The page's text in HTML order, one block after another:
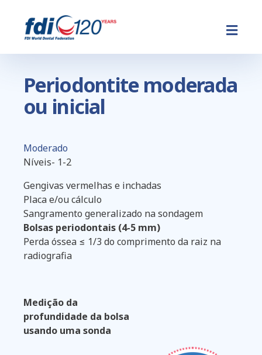
Periodontite moderada
ou inicial
Moderado
Níveis- 1-2
Gengivas vermelhas e inchadas
Placa e/ou cálculo
Sangramento generalizado na sondagem
Bolsas periodontais (4-5 mm)
Perda óssea ≤ 1/3 do comprimento da raiz na
radiografia
Medição da
profundidade da bolsa
usando uma sonda